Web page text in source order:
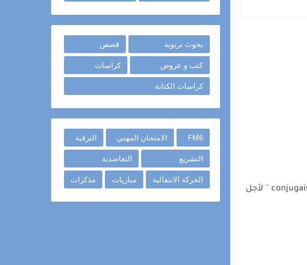
الدفتر يحتوي على تمارين الظواهر اللغوية '' conjugaison - grammaire - lexique - orthographe '' لأجل
بحوث تربوية قصص
كتب و عروض كراسات
كراسات الكتابة
FM6 الامتحان المهني الترقية
التشريع التعاضدية
الحركة الانتقالية مباريات مذكرات